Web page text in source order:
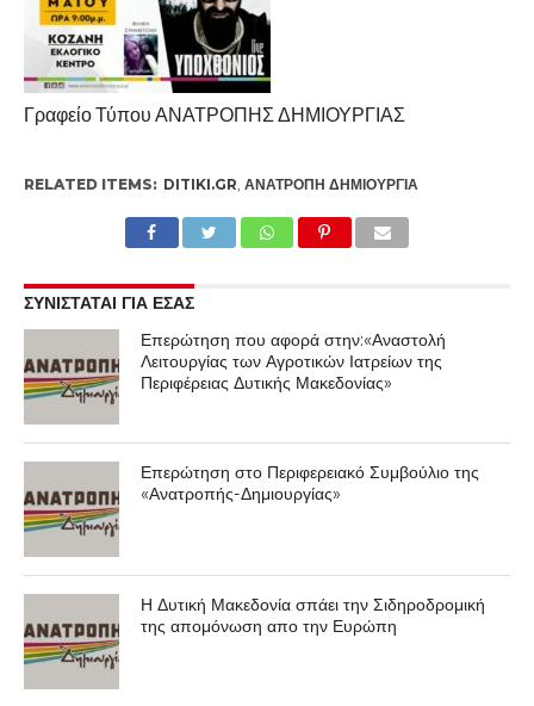
Γραφείο Τύπου ΑΝΑΤΡΟΠΗΣ ΔΗΜΙΟΥΡΓΙΑΣ
RELATED ITEMS: DITIKI.GR ΑΝΑΤΡΟΠΉ ΔΗΜΙΟΥΡΓΊΑ
ΣΥΝΙΣΤΑΤΑΙ ΓΙΑ ΕΣΑΣ
Επερώτηση που αφορά στην:«Αναστολή
Λειτουργίας των Αγροτικών Ιατρείων της
Περιφέρειας Δυτικής Μακεδονίας»
Επερώτηση στο Περιφερειακό Συμβούλιο της
«Ανατροπής-Δημιουργίας»
Η Δυτική Μακεδονία σπάει την Σιδηροδρομική
της απομόνωση απο την Ευρώπη